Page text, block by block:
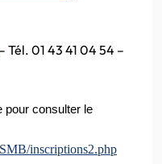
Tél. 01 43 41 04 54 –
pour consulter le
inscriptions2.php